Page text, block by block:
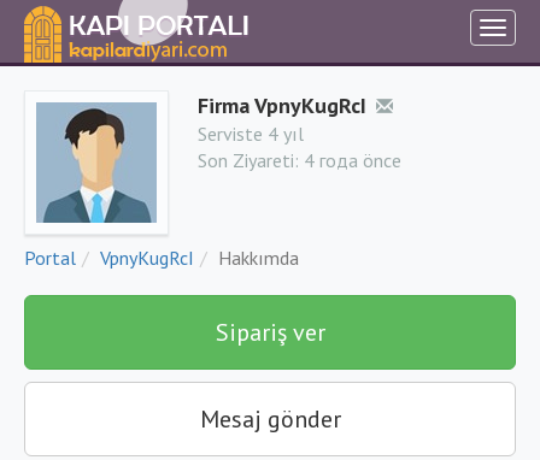
Firma VpnyKugRcI
Serviste 4 yıl
Son Ziyareti: 4 года önce
Portal VpnyKugRcI Hakkımda
Sipariş ver
Mesaj gönder